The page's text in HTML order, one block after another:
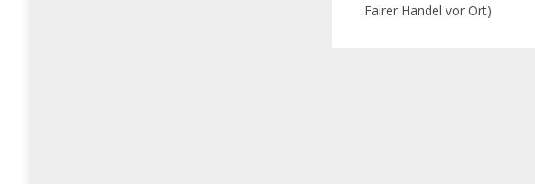
Fairer Handel vor Ort)